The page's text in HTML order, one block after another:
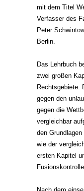
mit dem Titel
Verfasser des
Peter
Berlin.
Das Lehrbuch
zwei großen
Rechtsgebiete.
gegen den
gegen die
vergleichbar
den
wie der
ersten Kapitel